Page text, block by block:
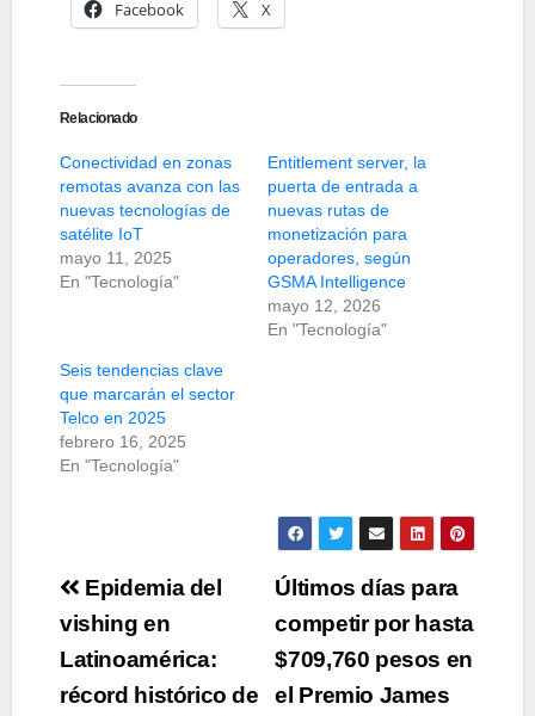
Facebook X
Relacionado
Conectividad en zonas
remotas avanza con las
nuevas tecnologías de
satélite IoT
mayo 11, 2025
En "Tecnología"
Entitlement server, la
puerta de entrada a
nuevas rutas de
monetización para
operadores, según
GSMA Intelligence
mayo 12, 2026
En "Tecnología"
Seis tendencias clave
que marcarán el sector
Telco en 2025
febrero 16, 2025
En "Tecnología"
Navegación
de
entradas
Últimos días para
competir por hasta
$709,760 pesos en
el Premio James
Epidemia del
vishing en
Latinoamérica:
récord histórico de